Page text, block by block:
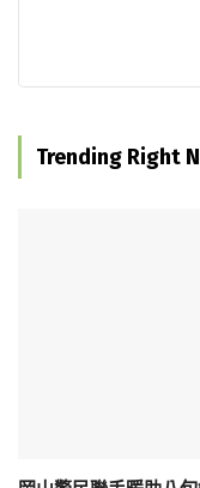
Trending Right